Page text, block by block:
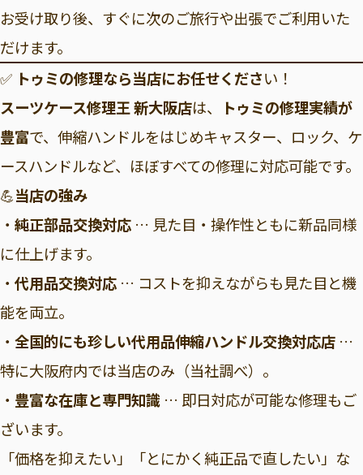
お受け取り後、すぐに次のご旅行や出張でご利用いた
だけます。
✅ トゥミの修理なら当店にお任せください！
スーツケース修理王 新大阪店は、
トゥミの修理実績が
豊富で、伸縮ハンドルをはじめキャスター、ロック、ケ
ースハンドルなど、ほぼすべての修理に対応可能です。
💪当店の強み
・ 純正部品交換対応 … 見た目・操作性ともに新品同様
に仕上げます。
・ 代用品交換対応 … コストを抑えながらも見た目と機
能を両立。
・ 全国的にも珍しい代用品伸縮ハンドル交換対応店 …
特に大阪府内では当店のみ（当社調べ）。
・ 豊富な在庫と専門知識 … 即日対応が可能な修理もご
ざいます。
「価格を抑えたい」「とにかく純正品で直したい」な